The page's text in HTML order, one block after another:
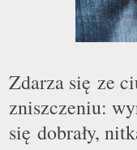
Zdarza się ze
zniszczeniu:
się dobrały,